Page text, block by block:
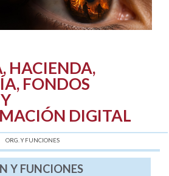
HACIENDA,
FONDOS
DIGITAL
AQUÍ:
ORG. Y FUNCIONES
Y FUNCIONES